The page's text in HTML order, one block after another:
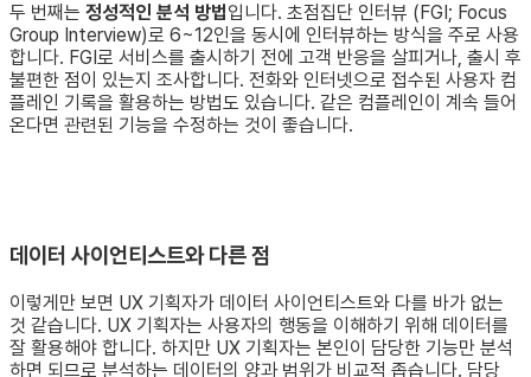
두 번째는 정성적인 분석 방법입니다. 초점집단 인터뷰 (FGI; Focus
Group Interview)로 6~12인을 동시에 인터뷰하는 방식을 주로 사용
합니다. FGI로 서비스를 출시하기 전에 고객 반응을 살피거나, 출시 후
불편한 점이 있는지 조사합니다. 전화와 인터넷으로 접수된 사용자 컴
플레인 기록을 활용하는 방법도 있습니다. 같은 컴플레인이 계속 들어
온다면 관련된 기능을 수정하는 것이 좋습니다.
데이터 사이언티스트와 다른 점
이렇게만 보면 UX 기획자가 데이터 사이언티스트와 다를 바가 없는
것 같습니다. UX 기획자는 사용자의 행동을 이해하기 위해 데이터를
잘 활용해야 합니다. 하지만 UX 기획자는 본인이 담당한 기능만 분석
하면 되므로 분석하는 데이터의 양과 범위가 비교적 좁습니다. 담당